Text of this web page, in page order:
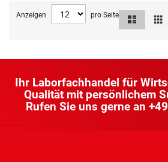
Anzeigen pro Seite Ansicht
Ihr Laborfachhandel für
Qualität mit persönlichem
Rufen Sie uns gerne an